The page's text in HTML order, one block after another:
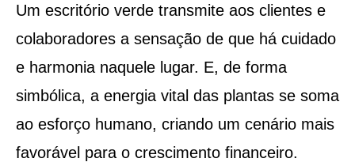
Um escritório verde transmite aos clientes e
colaboradores a sensação de que há cuidado
e harmonia naquele lugar. E, de forma
simbólica, a energia vital das plantas se soma
ao esforço humano, criando um cenário mais
favorável para o crescimento financeiro.